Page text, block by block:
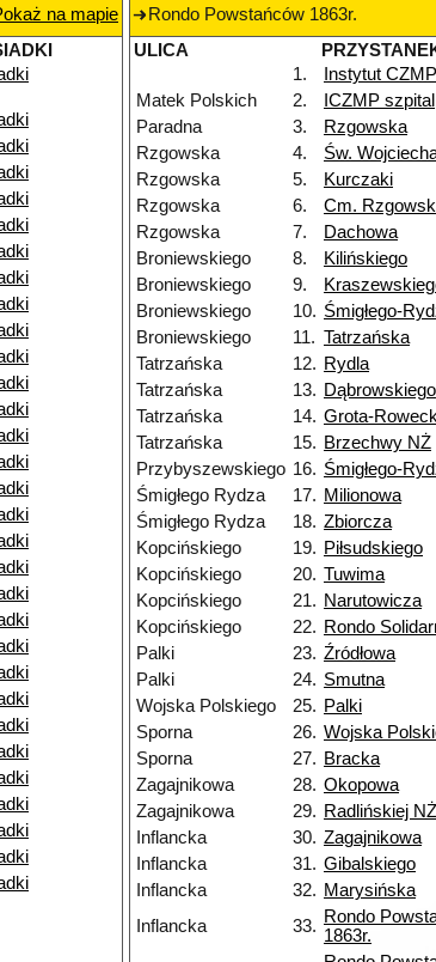
na mapie
Rondo Powstańców 1863r.
ULICA
1.
Instytut CZMP
Matek Polskich
2. ICZMP szpital
Paradna
3. Rzgowska
Rzgowska
4. Św.
Rzgowska
5. Kurczaki
Rzgowska
6. Cm.
Rzgowska
7. Dachowa
Broniewskiego
8. Kilińskiego
Broniewskiego
9.
Broniewskiego
10. Śmigłego-
Broniewskiego
11. Tatrzańska
Tatrzańska
12. Rydla
Tatrzańska
13. Dąbrowskiego
Tatrzańska
14. Grota-
Tatrzańska
15. Brzechwy NŻ
Przybyszewskiego 16. Śmigłego-
Śmigłego Rydza
17. Milionowa
Śmigłego Rydza
18. Zbiorcza
Kopcińskiego
19. Piłsudskiego
Kopcińskiego
20. Tuwima
Kopcińskiego
21. Narutowicza
Kopcińskiego
22. Rondo
Palki
23. Źródłowa
Palki
24. Smutna
Wojska Polskiego
25. Palki
Sporna
26. Wojska
Sporna
27. Bracka
Zagajnikowa
28. Okopowa
Zagajnikowa
29. Radlińskiej NŻ
Inflancka
30. Zagajnikowa
Inflancka
31. Gibalskiego
Inflancka
32. Marysińska
Inflancka
33. Rondo
1863r.